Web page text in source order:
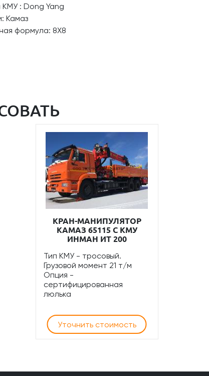
: Dong Yang
Камаз
формула: 8Х8
КРАН-МАНИПУЛЯТОР
КАМАЗ 65115 С КМУ
ИНМАН ИТ 200
Тип КМУ - тросовый.
Грузовой момент 21 т/м
Опция -
сертифицированная
люлька
Уточнить стоимость